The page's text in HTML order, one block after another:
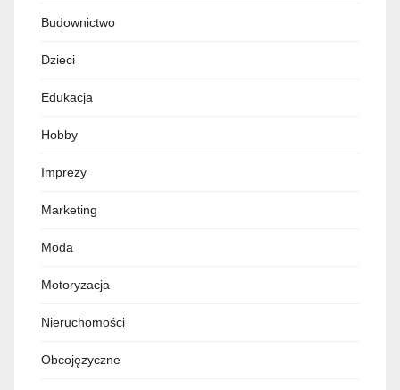
Budownictwo
Dzieci
Edukacja
Hobby
Imprezy
Marketing
Moda
Motoryzacja
Nieruchomości
Obcojęzyczne